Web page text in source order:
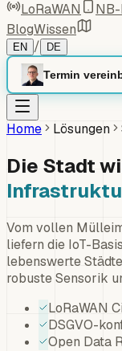
LoRaWAN
BlogWissen
EN / DE
Termin
Home Lösungen
Die Stadt
Vom vollen
liefern die IoT-
lebenswerte
robuste Sensorik
LoRaWAN
DSGVO-
Open Data